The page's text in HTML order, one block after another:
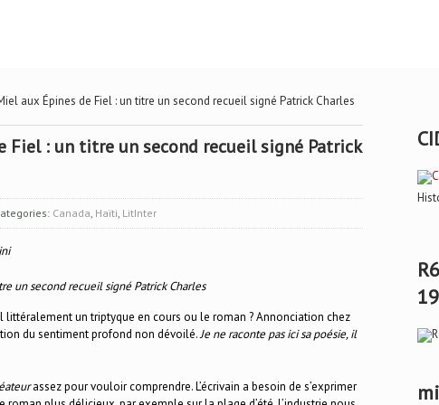
aux Épines de Fiel : un titre un second recueil signé Patrick Charles
Fiel : un titre un second recueil signé Patrick
Canada, Haïti, LitInter
un second recueil signé Patrick Charles
un triptyque en cours ou le roman ? Annonciation chez
du sentiment profond non dévoilé.Je ne raconte pas ici sa poésie, il
assez pour vouloir comprendre. L’écrivain a besoin de s’exprimer